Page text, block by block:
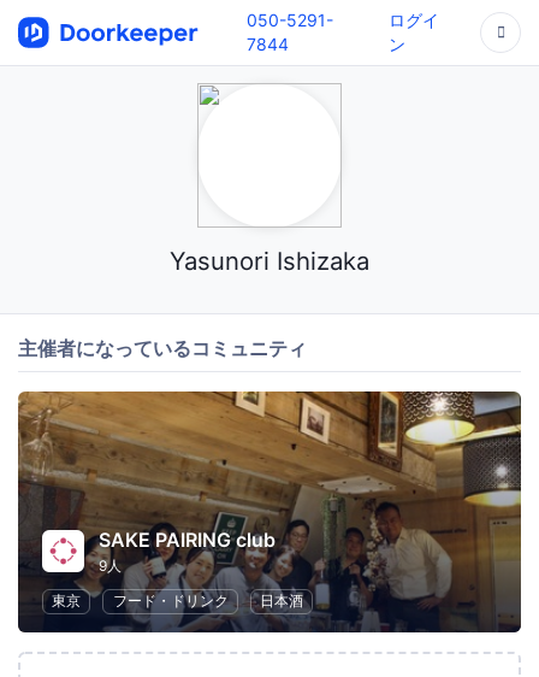
050-5291-
7844
ログイ
ン
Yasunori Ishizaka
主催者になっているコミュニティ
SAKE PAIRING club
9人
東京
フード・ドリンク 日本酒